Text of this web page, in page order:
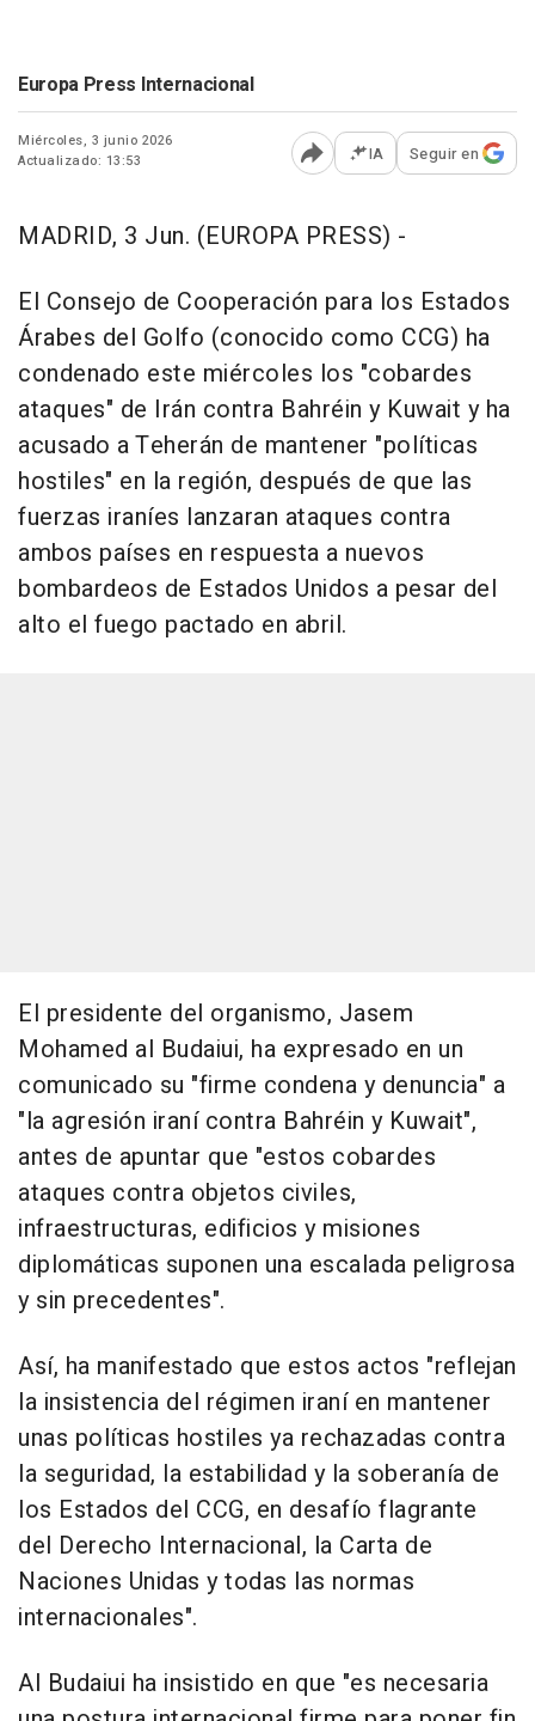
Europa Press Internacional
Miércoles, 3 junio 2026
Actualizado: 13:53
Abrir opciones para
IA Seguir en
MADRID, 3 Jun. (EUROPA PRESS) -
El Consejo de Cooperación para los Estados
Árabes del Golfo (conocido como CCG) ha
condenado este miércoles los "cobardes
ataques" de Irán contra Bahréin y Kuwait y ha
acusado a Teherán de mantener "políticas
hostiles" en la región, después de que las
fuerzas iraníes lanzaran ataques contra
ambos países en respuesta a nuevos
bombardeos de Estados Unidos a pesar del
alto el fuego pactado en abril.
El presidente del organismo, Jasem
Mohamed al Budaiui, ha expresado en un
comunicado su "firme condena y denuncia" a
"la agresión iraní contra Bahréin y Kuwait",
antes de apuntar que "estos cobardes
ataques contra objetos civiles,
infraestructuras, edificios y misiones
diplomáticas suponen una escalada peligrosa
y sin precedentes".
Así, ha manifestado que estos actos "reflejan
la insistencia del régimen iraní en mantener
unas políticas hostiles ya rechazadas contra
la seguridad, la estabilidad y la soberanía de
los Estados del CCG, en desafío flagrante
del Derecho Internacional, la Carta de
Naciones Unidas y todas las normas
internacionales".
Al Budaiui ha insistido en que "es necesaria